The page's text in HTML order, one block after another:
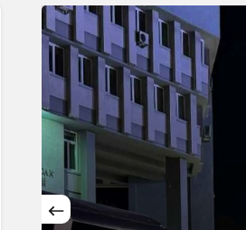
Gündüz Modu
Gündüz modunu seçin.
Gece Modu
Gece modunu seçin.